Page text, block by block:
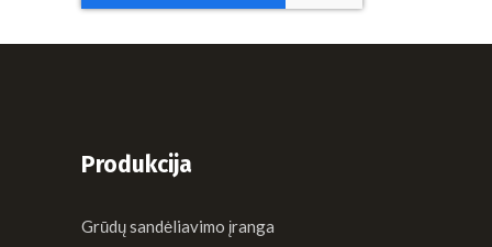
Produkcija
Grūdų sandėliavimo įranga